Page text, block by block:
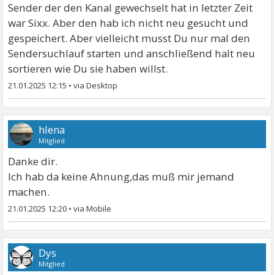
Sender der den Kanal gewechselt hat in letzter Zeit
war Sixx. Aber den hab ich nicht neu gesucht und
gespeichert. Aber vielleicht musst Du nur mal den
Sendersuchlauf starten und anschließend halt neu
sortieren wie Du sie haben willst.
21.01.2025 12:15 •
hlena
Mitglied
Danke dir.
Ich hab da keine Ahnung,das muß mir jemand
machen.
21.01.2025 12:20 •
Dys
Mitglied